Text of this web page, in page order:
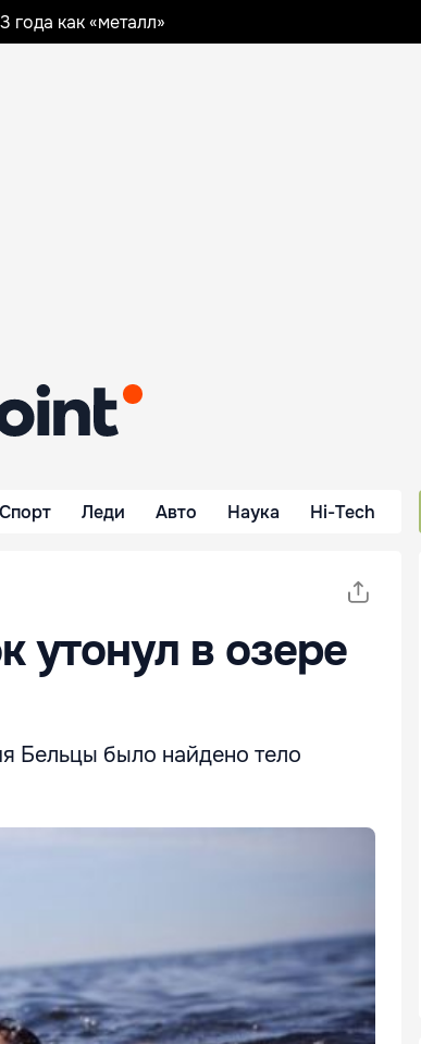
как «металл»
Спорт Леди Авто Наука Hi-Tech
утонул в озере
Бельцы было найдено тело